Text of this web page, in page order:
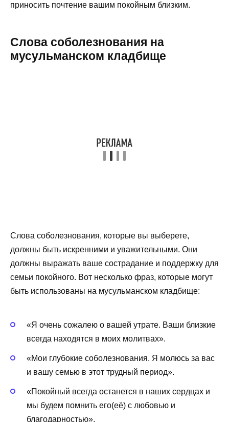
приносить почтение вашим покойным близким.
Слова соболезнования на
мусульманском кладбище
Слова соболезнования, которые вы выберете,
должны быть искренними и уважительными. Они
должны выражать ваше сострадание и поддержку для
семьи покойного. Вот несколько фраз, которые могут
быть использованы на мусульманском кладбище:
«Я очень сожалею о вашей утрате. Ваши близкие
всегда находятся в моих молитвах».
«Мои глубокие соболезнования. Я молюсь за вас
и вашу семью в этот трудный период».
«Покойный всегда останется в наших сердцах и
мы будем помнить его(её) с любовью и
благодарностью».